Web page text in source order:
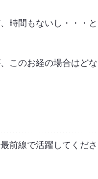
時間もないし・・・
このお経の場合はど
前線で活躍してくだ